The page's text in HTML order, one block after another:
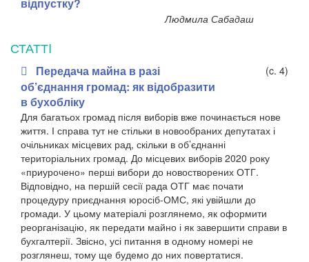
Людмила Сабадаш
СТАТТI
Передача майна в разі
об’єднання громад: як відобразити
в бухобліку
(c. 4)
Для багатьох громад після виборів вже починається нове
життя. І справа тут не стільки в новообраних депутатах і
очільниках місцевих рад, скільки в об’єднанні
територіальних громад. До місцевих виборів 2020 року
«приурочено» перші вибори до новостворених ОТГ.
Відповідно, на першій сесії рада ОТГ має почати
процедуру приєднання юросіб-ОМС, які увійшли до
громади. У цьому матеріалі розглянемо, як оформити
реорганізацію, як передати майно і як завершити справи в
бухгалтерії. Звісно, усі питання в одному номері не
розглянеш, тому ще будемо до них повертатися.